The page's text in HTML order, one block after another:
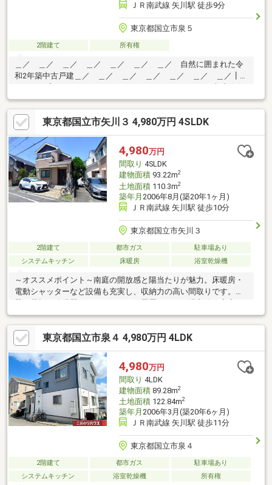
ＪＲ南武線 矢川駅 徒歩9分
東京都国立市泉５
2階建て 所有権
＿／ ＿／ ＿／ ＿／ ＿／ ＿／ ＿／ 自然に囲まれた令
和2年築中古戸建＿／ ＿／ ＿／ ＿／ ＿／ ＿／ ＿／┃▼
川駅徒歩8分▼その他土地の一部が都市計画道路（国立都市計画道
路第3.4.3号栗原天神下線）の区域内です（計画決定）不整形地広
告要件備考その他:未接道の為、再建築不可但し建築基準法第43条
第2項第1号の許可を受けて再建築可能です。また、敷地と道路の
間にあ水路がありますが、幅員8.1mの架橋部分の水路占用許可に
より接道が認められ、建物建築が可能です。
東京都国立市矢川３ 4,980万円 4SLDK
4,980万円
間取り 4SLDK
建物面積93.22m2
土地面積110.3m2
築年月 2006年8月(築20年1ヶ月)
ＪＲ南武線 矢川駅 徒歩10分
東京都国立市矢川３
2階建て 都市ガス
駐車場あり
システムキッチン
床暖房 浴室乾燥機
～オススメポイント～南庭の開放感と陽当たりが魅力。床暖房・
電動シャッターなど設備も充実し、収納力の高い間取りです。外
保育園や国立第六小学校、公園が徒歩圏内の子育て環境に恵まれ
た立地で、矢川駅まで平坦アクセス。商業施設も近く、将来性も
期待できる住環境です。～リフォーム履歴有～・給湯器交換(2025
年6月)・洗面台交換(2024年1月)・ガスコンロ交換(2023年1月)・
外壁塗装／屋根工事(2020年12月)・トイレ交換(2020年4月)・地盤
調査済み(2006年1月)
東京都国立市泉４ 4,980万円 4LDK
4,980万円
間取り 4LDK
建物面積89.28m2
土地面積122.84m2
築年月 2006年3月(築20年6ヶ月)
ＪＲ南武線 矢川駅 徒歩11分
東京都国立市泉４
2階建て 都市ガス
駐車場あり
システムキッチン
浴室乾燥機 所有権